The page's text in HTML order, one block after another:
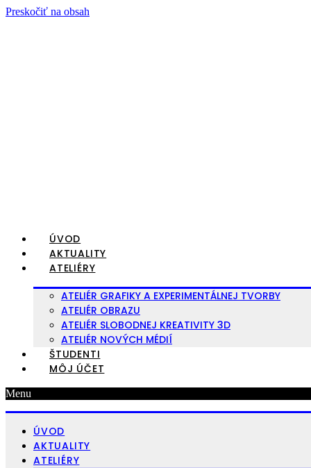
Preskočiť na obsah
ÚVOD
AKTUALITY
ATELIÉRY
ATELIÉR GRAFIKY A EXPERIMENTÁLNEJ TVORBY
ATELIÉR OBRAZU
ATELIÉR SLOBODNEJ KREATIVITY 3D
ATELIÉR NOVÝCH MÉDIÍ
ŠTUDENTI
MÔJ ÚČET
Menu
ÚVOD
AKTUALITY
ATELIÉRY